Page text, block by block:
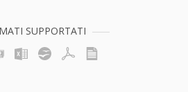
SUPPORTATI